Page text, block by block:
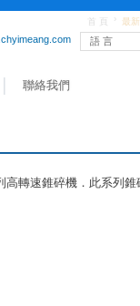
最
首 頁
語 言
聯絡我們
高轉速錐碎機．此系列錐